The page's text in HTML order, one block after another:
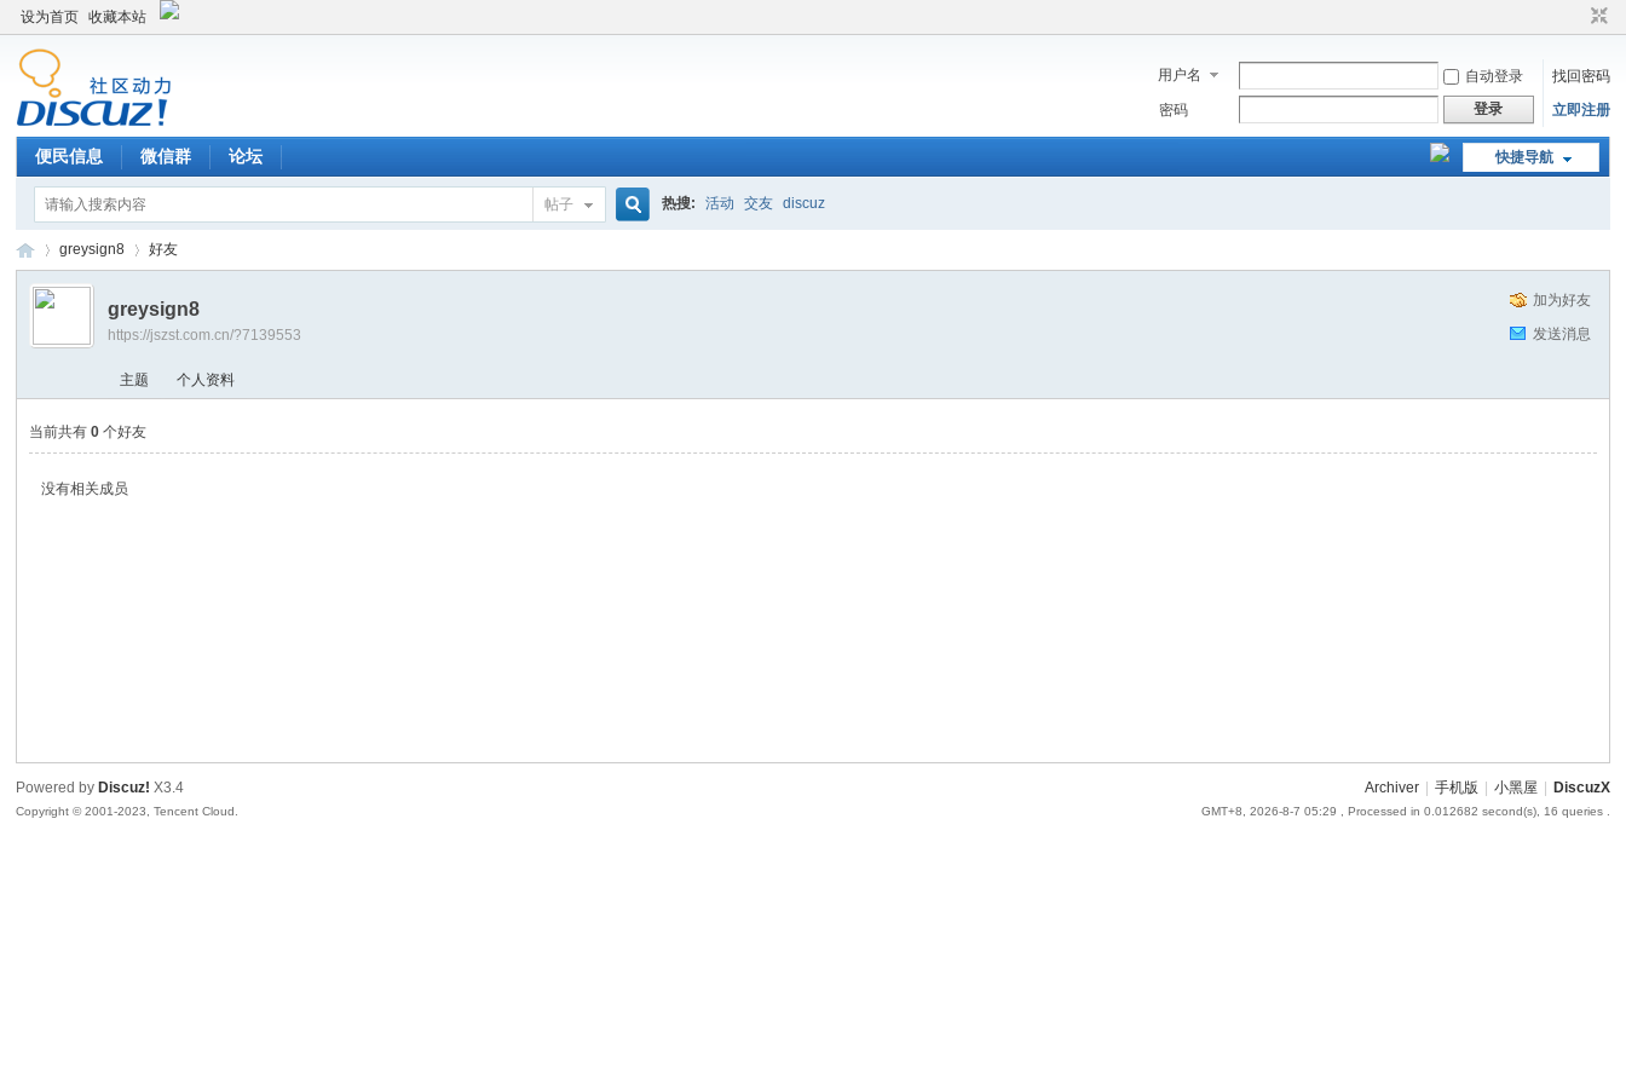
设为首页 收藏本站
用户名 自动登录
找回密码
密码
登录 立即注册
快捷导航
便民信息 微信群 论坛
帖子 热搜: 活动 交友 discuz
›
greysign8 好友
加为好友
发送消息
greysign8
https://jszst.com.cn/?7139553
主题 个人资料
当前共有0 个好友
没有相关成员
Archiver 手机版 小黑屋 DiscuzX
GMT+8, 2026-8-7 05:29 , Processed in 0.012682 second(s), 16 queries .
Powered by Discuz! X3.4
Copyright © 2001-2023, Tencent Cloud.